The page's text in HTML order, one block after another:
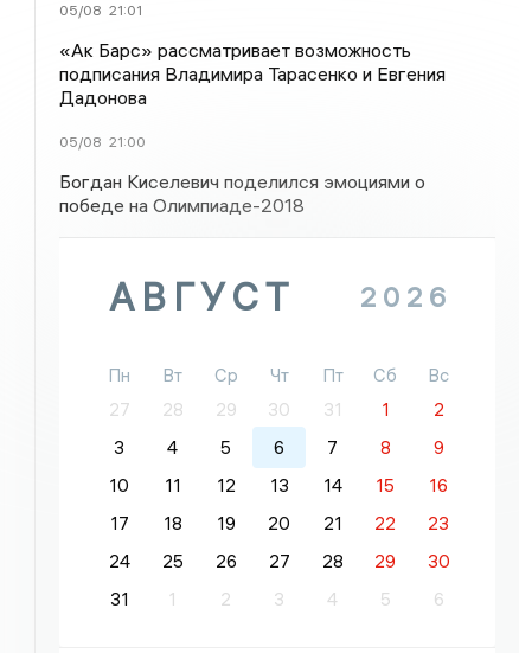
05/08 21:01
«Ак Барс» рассматривает возможность
подписания Владимира Тарасенко и Евгения
Дадонова
05/08 21:00
Богдан Киселевич поделился эмоциями о
победе на Олимпиаде-2018
АВГУСТ 2026
Пн Вт Ср Чт Пт Сб
Вс
27
28 29 30 31 1
2
3
4 5 6 7 8
9
10
11 12 13 14 15
16
17
18 19 20 21 22
23
24
25 26 27 28 29
30
31
1 2 3 4 5 6